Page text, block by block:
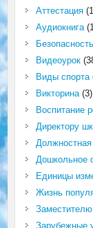
Аттестация
Аудиокнига
Безопасность
Видеоурок
Виды спорта
Викторина(3)
Воспитание
Директору
Должностная
Дошкольное
Единицы
Жизнь
Зарубежные